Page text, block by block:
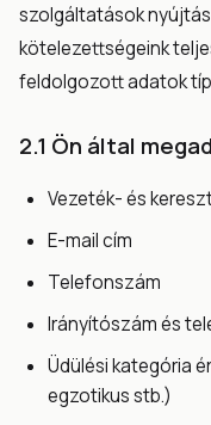
szolgáltatások
kötelezettségeink
feldolgozott adatok
2.1 Ön által
Vezeték- és
E-mail cím
Telefonszám
Irányítószám és
Üdülési kategória
egzotikus stb.)